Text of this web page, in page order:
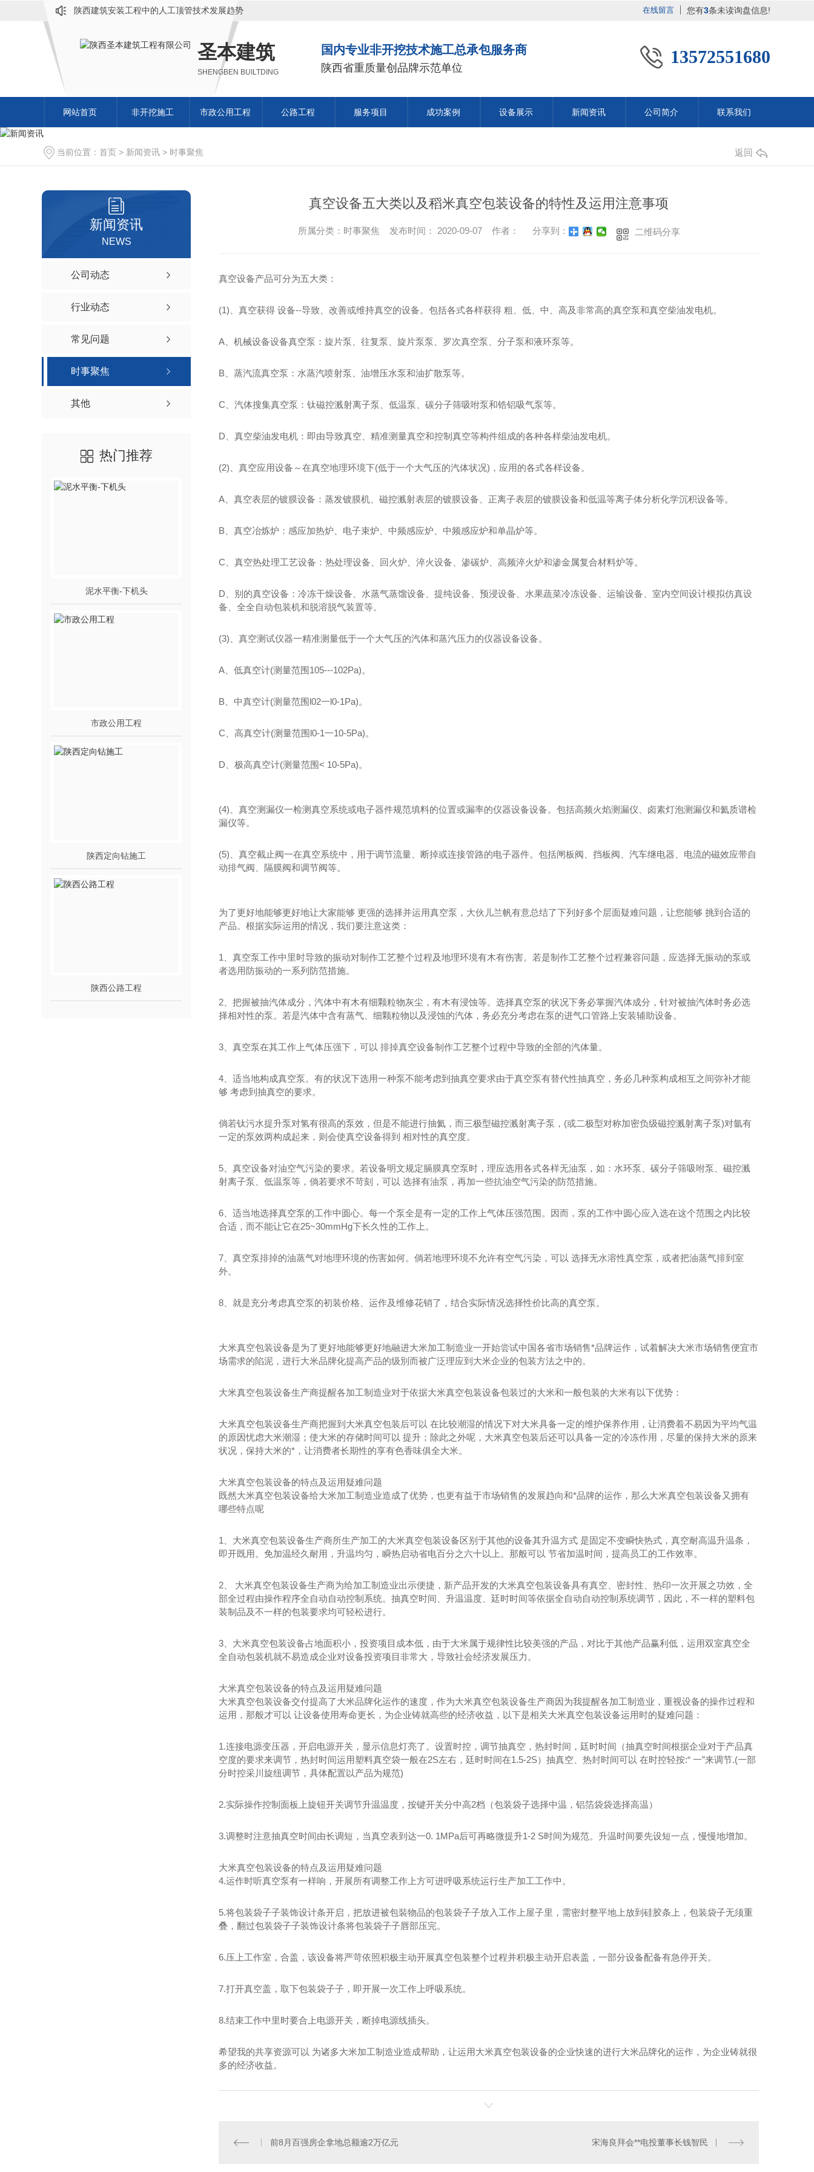
圣本建筑向您分享机械顶管施工测量方法！ 在线留言 您有3条未读询盘信息!
圣本建筑
SHENGBEN BUILTDING
国内专业非开挖技术施工总承包服务商
陕西省重质量创品牌示范单位
13572551680
网站首页 非开挖施工
定向钻施工
高压旋喷桩施工
市政公用工程 公路工程 服务项目
人工顶管DN2800mm
机械顶管施工
土压平衡顶管机
土压平衡顶管机安装
市政公用工程
市政公用工程
市政公用工程
陕西市政公用工程
陕西公路工程
陕西公路工程
陕西公路工程施工
桥梁隧道工程
建筑安装工程 给排水工程 园林绿化工程
成功案例 设备展示 新闻资讯
行业动态
常见问题
公司简介 联系我们
当前位置： 首页 > 新闻资讯 > 时事聚焦 返回
新闻资讯
NEWS
公司动态
行业动态
常见问题
时事聚焦
其他
热门推荐
泥水平衡-下机头
市政公用工程
陕西定向钻施工
陕西公路工程
真空设备五大类以及稻米真空包装设备的特性及运用注意事项
所属分类：时事聚焦 发布时间： 2020-09-07 作者： 分享到： 二维码分享
真空设备产品可分为五大类：
(1)、真空获得 设备--导致、改善或维持真空的设备。包括各式各样获得 粗、低、中、高及非常高的真空泵和真空柴油发电机。
A、机械设备设备真空泵：旋片泵、往复泵、旋片泵泵、罗次真空泵、分子泵和液环泵等。
B、蒸汽流真空泵：水蒸汽喷射泵、油增压水泵和油扩散泵等。
C、汽体搜集真空泵：钛磁控溅射离子泵、低温泵、碳分子筛吸咐泵和锆铝吸气泵等。
D、真空柴油发电机：即由导致真空、精准测量真空和控制真空等构件组成的各种各样柴油发电机。
(2)、真空应用设备～在真空地理环境下(低于一个大气压的汽体状况)，应用的各式各样设备。
A、真空表层的镀膜设备：蒸发镀膜机、磁控溅射表层的镀膜设备、正离子表层的镀膜设备和低温等离子体分析化学沉积设备等。
B、真空冶炼炉：感应加热炉、电子束炉、中频感应炉、中频感应炉和单晶炉等。
C、真空热处理工艺设备：热处理设备、回火炉、淬火设备、渗碳炉、高频淬火炉和渗金属复合材料炉等。
D、别的真空设备：冷冻干燥设备、水蒸气蒸馏设备、提纯设备、预浸设备、水果蔬菜冷冻设备、运输设备、室内空间设计模拟仿真设
备、全全自动包装机和脱溶脱气装置等。
(3)、真空测试仪器一精准测量低于一个大气压的汽体和蒸汽压力的仪器设备设备。
A、低真空计(测量范围105---102Pa)。
B、中真空计(测量范围l02一l0-1Pa)。
C、高真空计(测量范围l0-1一10-5Pa)。
D、极高真空计(测量范围< 10-5Pa)。
(4)、真空测漏仪一检测真空系统或电子器件规范填料的位置或漏率的仪器设备设备。包括高频火焰测漏仪、卤素灯泡测漏仪和氦质谱检
漏仪等。
(5)、真空截止阀一在真空系统中，用于调节流量、断掉或连接管路的电子器件。包括闸板阀、挡板阀、汽车继电器、电流的磁效应带自
动排气阀、隔膜阀和调节阀等。
为了更好地能够更好地让大家能够 更强的选择并运用真空泵，大伙儿兰帆有意总结了下列好多个层面疑难问题，让您能够 挑到合适的
产品。根据实际运用的情况，我们要注意这类：
1、真空泵工作中里时导致的振动对制作工艺整个过程及地理环境有木有伤害。若是制作工艺整个过程兼容问题，应选择无振动的泵或
者选用防振动的一系列防范措施。
2、把握被抽汽体成分，汽体中有木有细颗粒物灰尘，有木有浸蚀等。选择真空泵的状况下务必掌握汽体成分，针对被抽汽体时务必选
择相对性的泵。若是汽体中含有蒸气、细颗粒物以及浸蚀的汽体，务必充分考虑在泵的进气口管路上安装辅助设备。
3、真空泵在其工作上气体压强下，可以 排掉真空设备制作工艺整个过程中导致的全部的汽体量。
4、适当地构成真空泵。有的状况下选用一种泵不能考虑到抽真空要求由于真空泵有替代性抽真空，务必几种泵构成相互之间弥补才能
够 考虑到抽真空的要求。
倘若钛污水提升泵对氢有很高的泵效，但是不能进行抽氦，而三极型磁控溅射离子泵，(或二极型对称加密负级磁控溅射离子泵)对氩有
一定的泵效两构成起来，则会使真空设备得到 相对性的真空度。
5、真空设备对油空气污染的要求。若设备明文规定膈膜真空泵时，理应选用各式各样无油泵，如：水环泵、碳分子筛吸咐泵、磁控溅
射离子泵、低温泵等，倘若要求不苛刻，可以 选择有油泵，再加一些抗油空气污染的防范措施。
6、适当地选择真空泵的工作中圆心。每一个泵全是有一定的工作上气体压强范围。因而，泵的工作中圆心应入选在这个范围之内比较
合适，而不能让它在25~30mmHg下长久性的工作上。
7、真空泵排掉的油蒸气对地理环境的伤害如何。倘若地理环境不允许有空气污染，可以 选择无水溶性真空泵，或者把油蒸气排到室
外。
8、就是充分考虑真空泵的初装价格、运作及维修花销了，结合实际情况选择性价比高的真空泵。
大米真空包装设备是为了更好地能够更好地融进大米加工制造业一开始尝试中国各省市场销售*品牌运作，试着解决大米市场销售便宜市
场需求的陷泥，进行大米品牌化提高产品的级別而被广泛理应到大米企业的包装方法之中的。
大米真空包装设备生产商提醒各加工制造业对于依据大米真空包装设备包装过的大米和一般包装的大米有以下优势：
大米真空包装设备生产商把握到大米真空包装后可以 在比较潮湿的情况下对大米具备一定的维护保养作用，让消费着不易因为平均气温
的原因忧虑大米潮湿；使大米的存储时间可以 提升；除此之外呢，大米真空包装后还可以具备一定的冷冻作用，尽量的保持大米的原来
状况，保持大米的*，让消费者长期性的享有色香味俱全大米。
大米真空包装设备的特点及运用疑难问题
既然大米真空包装设备给大米加工制造业造成了优势，也更有益于市场销售的发展趋向和*品牌的运作，那么大米真空包装设备又拥有
哪些特点呢
1、大米真空包装设备生产商所生产加工的大米真空包装设备区别于其他的设备其升温方式 是固定不变瞬快热式，真空耐高温升温条，
即开既用。免加温经久耐用，升温均匀，瞬热启动省电百分之六十以上。那般可以 节省加温时间，提高员工的工作效率。
2、 大米真空包装设备生产商为给加工制造业出示便捷，新产品开发的大米真空包装设备具有真空、密封性、热印一次开展之功效，全
部全过程由操作程序全自动自动控制系统。抽真空时间、升温温度、廷时时间等依据全自动自动控制系统调节，因此，不一样的塑料包
装制品及不一样的包装要求均可轻松进行。
3、大米真空包装设备占地面积小，投资项目成本低，由于大米属于规律性比较美强的产品，对比于其他产品赢利低，运用双室真空全
全自动包装机就不易造成企业对设备投资项目非常大，导致社会经济发展压力。
大米真空包装设备的特点及运用疑难问题
大米真空包装设备交付提高了大米品牌化运作的速度，作为大米真空包装设备生产商因为我提醒各加工制造业，重视设备的操作过程和
运用，那般才可以 让设备使用寿命更长，为企业铸就高些的经济收益，以下是相关大米真空包装设备运用时的疑难问题：
1.连接电源变压器，开启电源开关，显示信息灯亮了。设置时控，调节抽真空，热封时间，廷时时间（抽真空时间根据企业对于产品真
空度的要求来调节，热封时间运用塑料真空袋一般在2S左右，廷时时间在1.5-2S）抽真空、热封时间可以 在时控轻按:“ 一”来调节.(一部
分时控采川旋纽调节，具体配置以产品为规范)
2.实际操作控制面板上旋钮开关调节升温温度，按键开关分中高2档（包装袋子选择中温，铝箔袋袋选择高温）
3.调整时注意抽真空时间由长调短，当真空表到达一0. 1MPa后可再略微提升1-2 S时间为规范。升温时间要先设短一点，慢慢地增加。
大米真空包装设备的特点及运用疑难问题
4.运作时听真空泵有一样响，开展所有调整工作上方可进呼吸系统运行生产加工工作中。
5.将包装袋子子装饰设计条开启，把放进被包裝物品的包装袋子子放入工作上屋子里，需密封整平地上放到硅胶条上，包装袋子无须重
叠，翻过包装袋子子装饰设计条将包装袋子子唇部压完。
6.压上工作室，合盖，该设备将严苛依照积极主动开展真空包装整个过程并积极主动开启表盖，一部分设备配备有急停开关。
7.打开真空盖，取下包装袋子子，即开展一次工作上呼吸系统。
8.结束工作中里时要合上电源开关，断掉电源线插头。
希望我的共享资源可以 为诸多大米加工制造业造成帮助，让运用大米真空包装设备的企业快速的进行大米品牌化的运作，为企业铸就很
多的经济收益。
前8月百强房企拿地总额逾2万亿元 宋海良拜会**电投董事长钱智民